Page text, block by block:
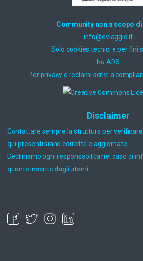
Community non a scopo
ti.oiggaive@ofni
Solo cookies tecnici e per fini
No ADS
Per privacy e reclami scrivi a
Disclaimer
Contattare sempre la struttura per
qui presenti siano corrette e aggiornate.
Decliniamo ogni responsabilità nel caso di
quanto inserite dagli utenti.